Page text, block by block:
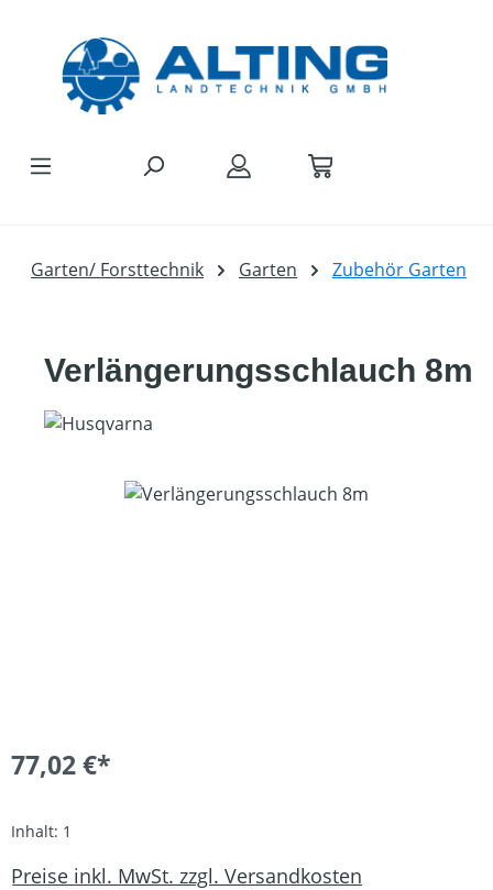
Garten/ Forsttechnik Garten Zubehör Garten
Verlängerungsschlauch 8m
Bildergalerie überspringen
77,02 €*
Inhalt: 1
Preise inkl. MwSt. zzgl. Versandkosten